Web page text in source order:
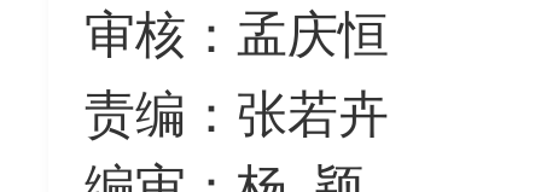
审核： 孟庆恒
责编：张若卉